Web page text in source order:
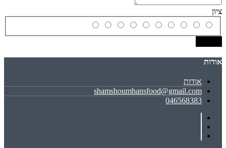
ציון
אודות
אודות
shamshoumhansfood@gmail.com
046568383